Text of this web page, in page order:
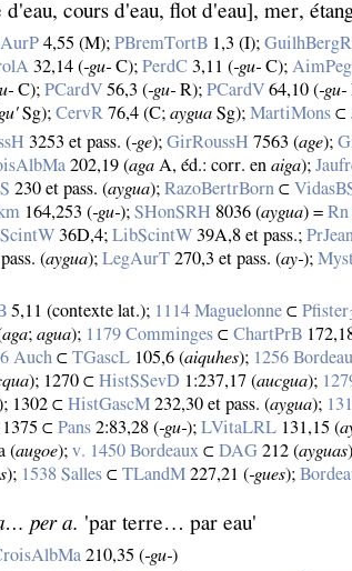
d'eau, cours d'eau, flot d'eau], mer,
4,55 (M);PBremTortB 1,3 (I);GuilhBergR
32,14 (‑gu‑ C);PerdC 3,11 (‑gu‑ C);
C);PCardV 56,3 (‑gu‑ R);PCardV 64,10 (‑gu‑
Sg);CervR 76,4 (C;aygua Sg);MartiMons ⊂
3253 et pass. (‑ge);GirRoussH 7563 (age);
202,19 (aga A, éd.: corr. enaiga);
230 et pass. (aygua);RazoBertrBorn ⊂
164,253 (‑gu‑);SHonSRH 8036 (aygua) =Rn
36D,4;LibScintW 39A,8 et pass.;
(aygua);LegAurT 270,3 et pass. (ay‑);
5,11 (contexte lat.); 1114 Maguelonne ⊂Pfister
aga;agua); 1179 Comminges ⊂ChartPrB
Auch ⊂TGascL 105,6 (aiquhes); 1256
); 1270 ⊂HistSSevD 1:237,17 (aucgua);
1302 ⊂HistGascM 232,30 et pass. (aygua);
1375 ⊂Pans 2:83,28 (‑gu‑);LVitaLRL 131,15 (
(augoe);v. 1450 Bordeaux ⊂DAG 212 (ayguas
); 1538 Salles ⊂TLandM 227,21 (‑gues);
per a. 'par terre… par eau'
210,35 (‑gu‑)